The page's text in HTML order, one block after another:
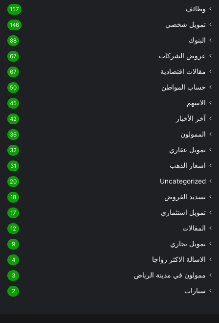
وظائف 157
تمويل شخصي 146
البنوك 88
عروض الشركات 67
مقالات اقتصادية 67
حساب المواطن 50
الاسهم 45
آخر الأخبار 42
الممولون 36
تمويل عقاري 32
اسعار الذهب 31
Uncategorized
20
تسديد القروض 18
تمويل استثماري 17
المقالات 12
تمويل تجاري 9
الاسالة الاكثر رواجا 4
ممولون في مدينة الرياض 3
سيارات 2